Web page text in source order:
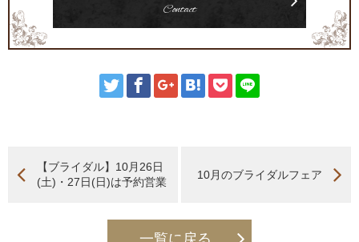
Contact
【ブライダル】10月26日
(土)・27日(日)は予約営業
10月のブライダルフェア